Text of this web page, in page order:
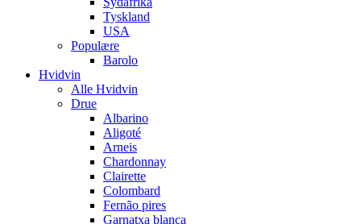
Tyskland
USA
Populære
Barolo
Hvidvin
Alle Hvidvin
Drue
Albarino
Aligoté
Arneis
Chardonnay
Clairette
Colombard
Fernão pires
Garnatxa blanca